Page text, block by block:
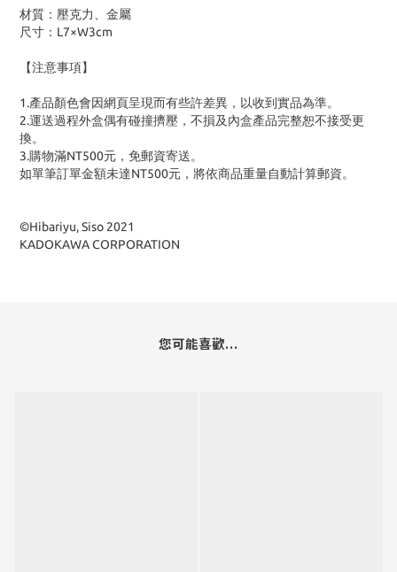
材質：壓克力、金屬
尺寸：L7×W3cm
【注意事項】
1.產品顏色會因網頁呈現而有些許差異，以收到實品為準。
2.運送過程外盒偶有碰撞擠壓，不損及內盒產品完整恕不接受更
換。
3.購物滿NT500元，免郵資寄送。
如單筆訂單金額未達NT500元，將依商品重量自動計算郵資。
©Hibariyu, Siso 2021
KADOKAWA CORPORATION
您可能喜歡...